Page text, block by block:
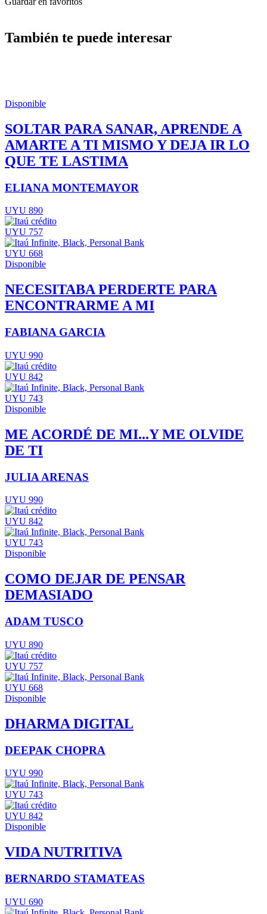
También te puede interesar
Disponible
SOLTAR PARA SANAR, APRENDE A
AMARTE A TI MISMO Y DEJA IR LO
QUE TE LASTIMA
ELIANA MONTEMAYOR
UYU 890
UYU 757
UYU 668
Disponible
NECESITABA PERDERTE PARA
ENCONTRARME A MI
FABIANA GARCIA
UYU 990
UYU 842
UYU 743
Disponible
ME ACORDÉ DE MI...Y ME OLVIDE
DE TI
JULIA ARENAS
UYU 990
UYU 842
UYU 743
Disponible
COMO DEJAR DE PENSAR
DEMASIADO
ADAM TUSCO
UYU 890
UYU 757
UYU 668
Disponible
DHARMA DIGITAL
DEEPAK CHOPRA
UYU 990
UYU 743
UYU 842
Disponible
VIDA NUTRITIVA
BERNARDO STAMATEAS
UYU 690